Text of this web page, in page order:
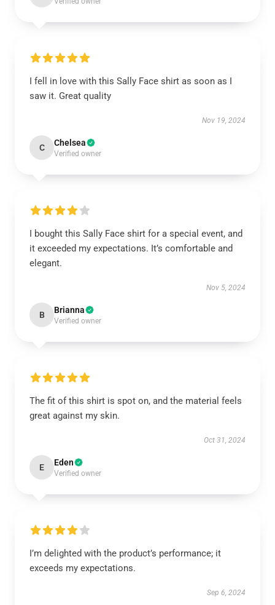
I fell in love with this Sally Face shirt as soon as I
saw it. Great quality
Nov 19, 2024
C Chelsea
Verified owner
I bought this Sally Face shirt for a special event, and
it exceeded my expectations. It’s comfortable and
elegant.
Nov 5, 2024
B Brianna
Verified owner
The fit of this shirt is spot on, and the material feels
great against my skin.
Oct 31, 2024
E Eden
Verified owner
I’m delighted with the product’s performance; it
exceeds my expectations.
Sep 6, 2024